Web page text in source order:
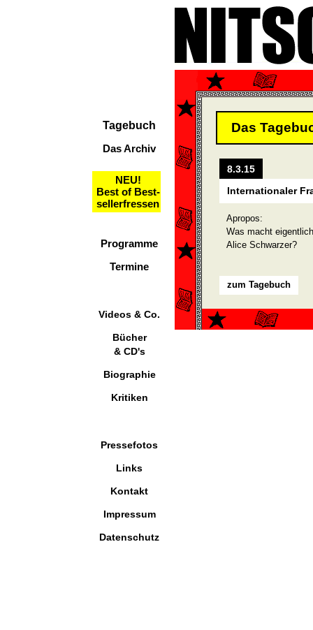
Tagebuch
Das Archiv
NEU!
Best of Best-
sellerfressen
Programme
Termine
Videos & Co.
Bücher
& CD's
Biographie
Kritiken
Pressefotos
Links
Kontakt
Impressum
Datenschutz
Das
8.3.15
Internationaler
Apropos:
Was macht
Alice Schwarzer?
zum Tagebuch